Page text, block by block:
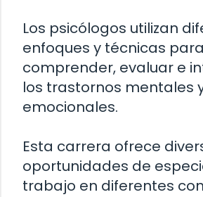
Los psicólogos utilizan
enfoques y técnicas para
comprender, evaluar e
los trastornos mentales
emocionales.
Esta carrera ofrece
oportunidades de
trabajo en diferentes